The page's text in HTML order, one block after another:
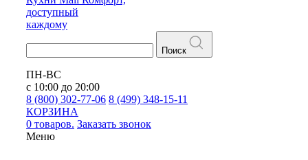
доступный
каждому
Поиск
ПН-ВС
с 10:00 до 20:00
8 (800) 302-77-06 8 (499) 348-15-11
КОРЗИНА
0 товаров. Заказать звонок
Меню